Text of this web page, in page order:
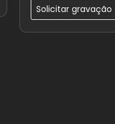
Solicitar gravação